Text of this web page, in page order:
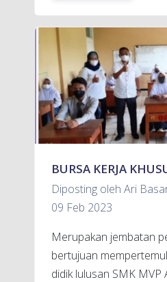
BURSA KERJA
Diposting oleh Ari
09 Feb 2023
Merupakan jembatan
bertujuan
didik lulusan SMK MVP